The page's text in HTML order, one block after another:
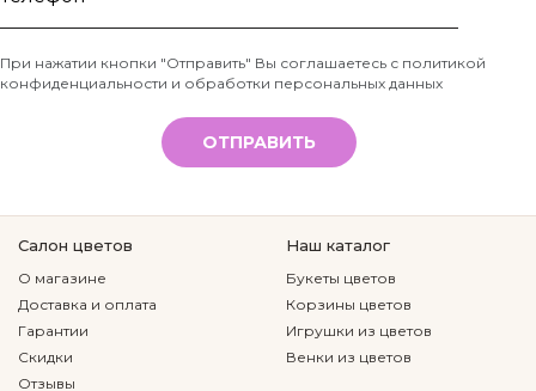
Телефон
*
При нажатии кнопки "Отправить" Вы соглашаетесь с политикой
конфиденциальности и обработки персональных данных
ОТПРАВИТЬ
Салон цветов
О магазине
Доставка и оплата
Гарантии
Скидки
Отзывы
Наш каталог
Букеты цветов
Корзины цветов
Игрушки из цветов
Венки из цветов